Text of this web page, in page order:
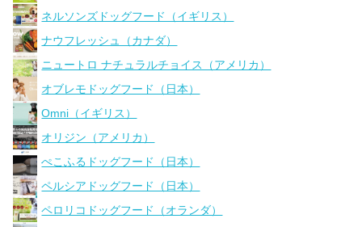
ネルソンズドッグフード（イギリス）
ナウフレッシュ（カナダ）
ニュートロ ナチュラルチョイス（アメリカ）
オブレモドッグフード（日本）
Omni（イギリス）
オリジン（アメリカ）
ぺこふるドッグフード（日本）
ペルシアドッグフード（日本）
ペロリコドッグフード（オランダ）